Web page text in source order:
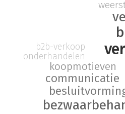
communicatie
koopmotieven
onderhandelen
b2b-verkoop